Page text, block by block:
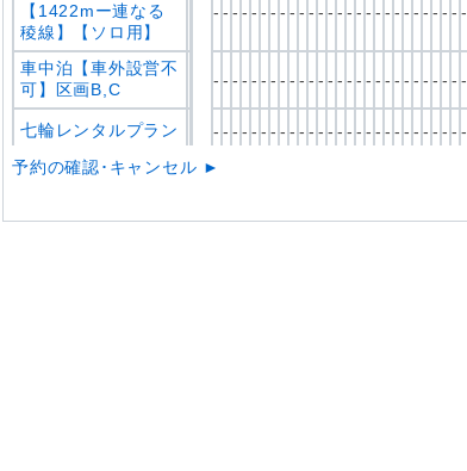
【1422mー連なる
稜線】【ソロ用】
- - - - - - - - - - - - - - - - - - - - - - - - - - -
車中泊【車外設営不
可】区画B,C
- - - - - - - - - - - - - - - - - - - - - - - - - - -
七輪レンタルプラン - - - - - - - - - - - - - - - - - - - - - - - - - - -
車中泊【焚き火OK
予約の確認･キャンセル ►